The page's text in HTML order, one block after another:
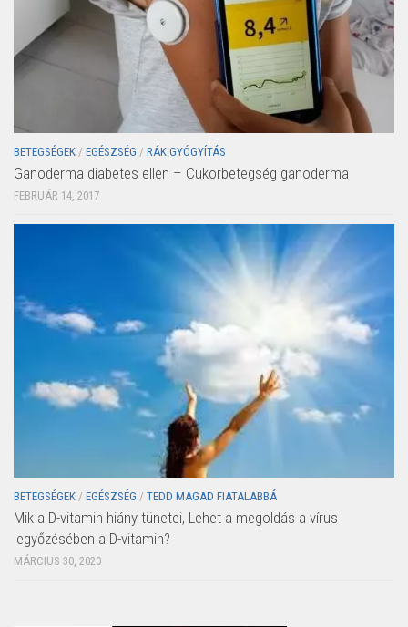
BETEGSÉGEK / EGÉSZSÉG / RÁK GYÓGYÍTÁS
Ganoderma diabetes ellen – Cukorbetegség ganoderma
FEBRUÁR 14, 2017
BETEGSÉGEK / EGÉSZSÉG / TEDD MAGAD FIATALABBÁ
Mik a D-vitamin hiány tünetei, Lehet a megoldás a vírus
legyőzésében a D-vitamin?
MÁRCIUS 30, 2020